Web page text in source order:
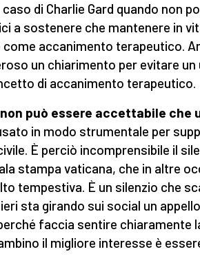
di Charlie Gard quando non
a sostenere che mantenere in
accanimento terapeutico.
un chiarimento per evitare
di accanimento terapeutico.
può essere accettabile che
in modo strumentale per
È perciò incomprensibile il
stampa vaticana, che in altre
tempestiva. È un silenzio che
sta girando sui social un
faccia sentire chiaramente
il migliore interesse è